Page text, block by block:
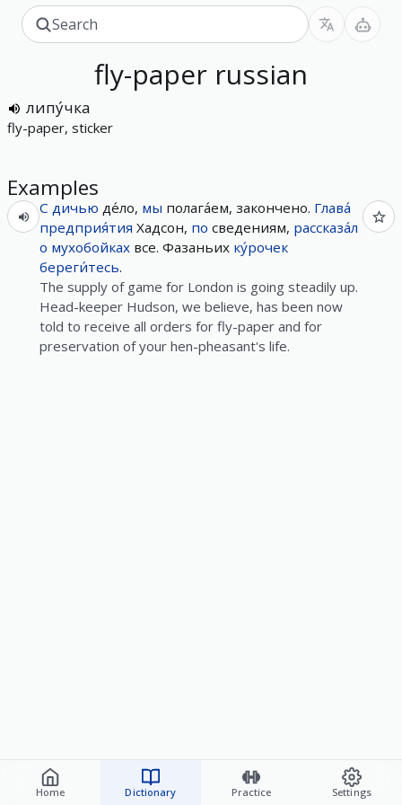
Home Dictionary Practice Settings
fly-paper russian
липу́чка
fly-paper, sticker
Examples
С дичью де́ло, мы полага́ем, закончено. Глава́
предприя́тия Хадсон, по сведениям, рассказа́л
о мухобойках все. Фазаньих ку́рочек
береги́тесь.
The supply of game for London is going steadily up.
Head-keeper Hudson, we believe, has been now
told to receive all orders for fly-paper and for
preservation of your hen-pheasant's life.